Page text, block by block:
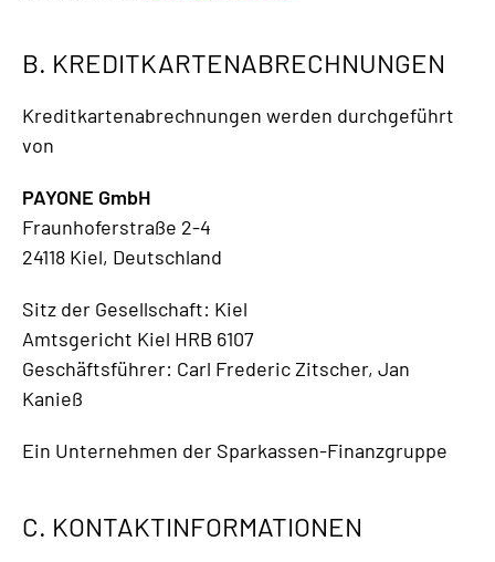
B. KREDITKARTENABRECHNUNGEN
Kreditkartenabrechnungen werden durchgeführt
von
PAYONE GmbH
Fraunhoferstraße 2-4
24118 Kiel, Deutschland
Sitz der Gesellschaft: Kiel
Amtsgericht Kiel HRB 6107
Geschäftsführer: Carl Frederic Zitscher, Jan
Kanieß
Ein Unternehmen der Sparkassen-Finanzgruppe
C. KONTAKTINFORMATIONEN